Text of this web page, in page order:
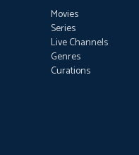
Movies
Series
Live Channels
Genres
Curations